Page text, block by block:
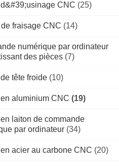
CNC (25)
fraisage CNC (14)
numérique par ordinateur
des pièces (7)
tête froide (10)
aluminium CNC (19)
laiton de commande
par ordinateur (34)
acier au carbone CNC (20)